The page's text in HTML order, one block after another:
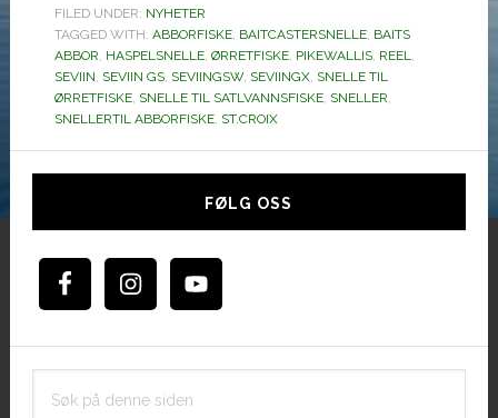
FILED UNDER: NYHETER
TAGGED WITH: ABBORFISKE, BAITCASTERSNELLE, BAITS
ABBOR, HASPELSNELLE, ØRRETFISKE, PIKEWALLIS, REEL,
SEVIIN, SEVIIN GS, SEVIINGSW, SEVIINGX, SNELLE TIL
ØRRETFISKE, SNELLE TIL SATLVANNSFISKE, SNELLER,
SNELLERTIL ABBORFISKE, ST.CROIX
Hoved
sidebar
FØLG OSS